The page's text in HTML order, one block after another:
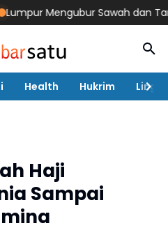
Mengubur Sawah dan Tambak
Health Hukrim
Haji
Sampai